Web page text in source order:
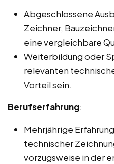
Abgeschlossene
Zeichner,
eine vergleichbare
Weiterbildung oder
relevanten
Vorteil sein.
Berufserfahrung:
Mehrjährige
technischer
vorzugsweise in der